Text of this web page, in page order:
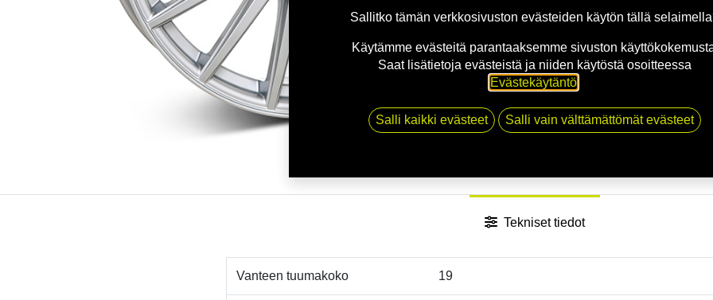
Tekniset tiedot
Vanteen tuumakoko 19
Sallitko tämän verkkosivuston evästeiden käytön tällä
Käytämme evästeitä parantaaksemme sivuston
Saat lisätietoja evästeistä ja niiden käytöstä osoitteessa
Evästekäytäntö.
Salli kaikki evästeet Salli vain välttämättömät evästeet